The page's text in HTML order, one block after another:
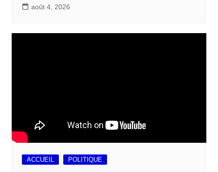
août 4, 2026
ACCUEIL POLITIQUE